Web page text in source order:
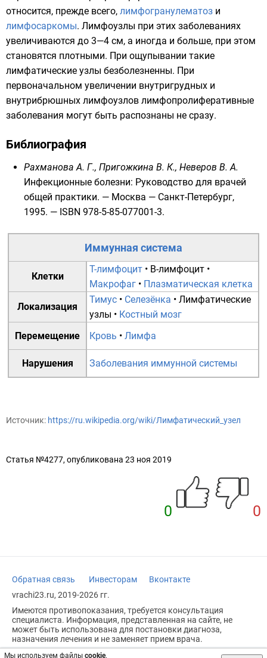
Мы используем файлы cookie.
относится, прежде всего, лимфогранулематоз и
лимфосаркомы. Лимфоузлы при этих заболеваниях
увеличиваются до 3—4 см, а иногда и больше, при этом
становятся плотными. При ощупывании такие
лимфатические узлы безболезненны. При
первоначальном увеличении внутригрудных и
внутрибрюшных лимфоузлов лимфопролиферативные
заболевания могут быть распознаны не сразу.
Библиография
Рахманова А. Г., Пригожкина В. К., Неверов В. А.
Инфекционные болезни: Руководство для врачей
общей практики. — Москва — Санкт-Петербург,
1995. — ISBN 978-5-85-077001-3.
Иммунная система
Клетки
T-лимфоцит • B-лимфоцит •
Макрофаг • Плазматическая клетка
Локализация
Тимус • Селезёнка • Лимфатические
узлы • Костный мозг
Перемещение
Кровь • Лимфа
Нарушения Заболевания иммунной системы
Источник: https://ru.wikipedia.org/wiki/Лимфатический_узел
Статья №4277, опубликована 23 ноя 2019
0 0
Обратная связь Инвесторам
Вконтакте
vrachi23.ru, 2019-2026 гг.
Имеются противопоказания, требуется консультация
специалиста. Информация, представленная на сайте, не
может быть использована для постановки диагноза,
назначения лечения и не заменяет прием врача.
Возрастное ограничение: 18+